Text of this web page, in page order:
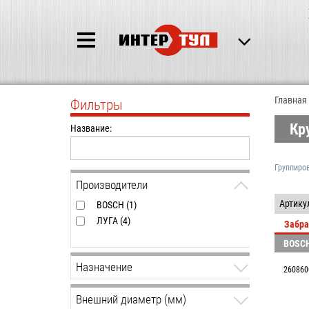
Главная
Фильтры
Название:
Производители
BOSCH (1)
ЛУГА (4)
Назначение
по камню / бетону (2)
по металлу (3)
Внешний диаметр (мм)